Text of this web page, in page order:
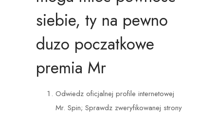
siebie, ty na pewno
duzo poczatkowe
premia Mr
Odwiedz oficjalnej profile internetowej
Mr. Spin; Sprawdz zweryfikowanej strony